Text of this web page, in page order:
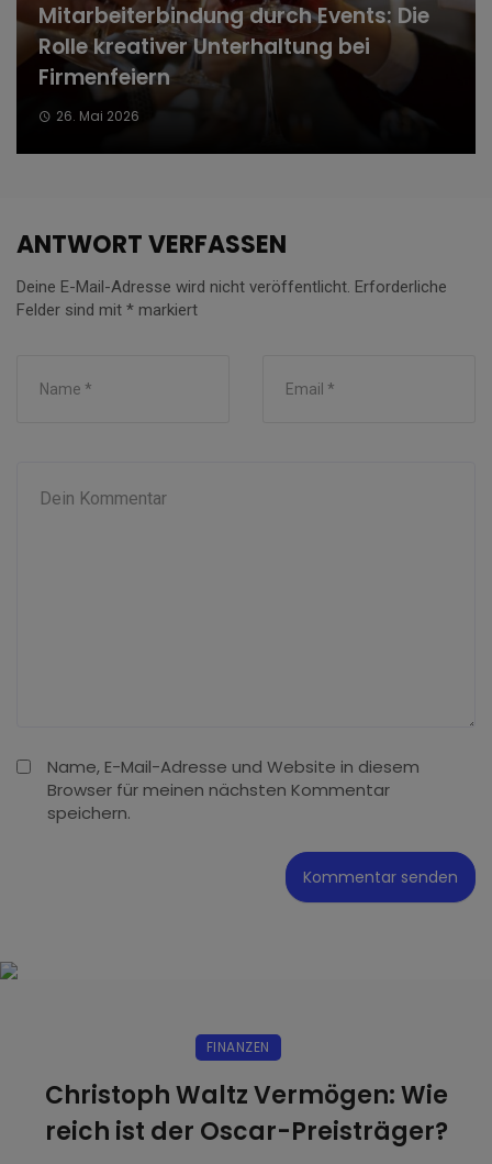
Mitarbeiterbindung durch Events: Die
Rolle kreativer Unterhaltung bei
Firmenfeiern
26. Mai 2026
ANTWORT VERFASSEN
Deine E-Mail-Adresse wird nicht veröffentlicht. Erforderliche
Felder sind mit * markiert
Name, E-Mail-Adresse und Website in diesem
Browser für meinen nächsten Kommentar
speichern.
FINANZEN
Christoph Waltz Vermögen: Wie
reich ist der Oscar-Preisträger?